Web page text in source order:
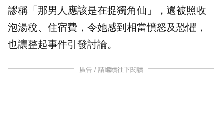
謬稱「那男人應該是在捉獨角仙 」，還被照收
泡湯稅、住宿費，令她感到相當憤怒及恐懼，
也讓整起事件引發討論。
廣告 / 請繼續往下閱讀